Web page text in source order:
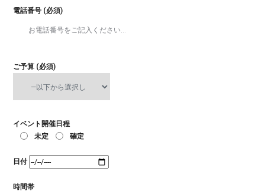
電話番号 (必須)
ご予算 (必須)
イベント開催日程
未定
確定
日付
時間帯